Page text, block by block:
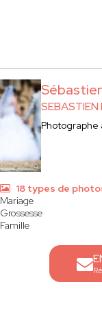
SEBASTIEN
Photographe
18 types de
Mariage
Grossesse
Famille